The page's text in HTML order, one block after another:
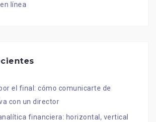
en línea
el final: cómo comunicarte de
con un director
financiera: horizontal, vertical